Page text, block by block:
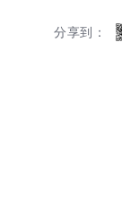
分享到：